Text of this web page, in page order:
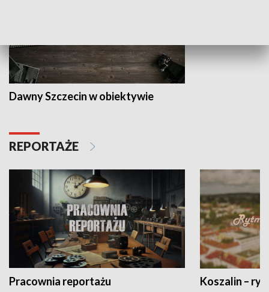
Dawny Szczecin w obiektywie
REPORTAŻE
Pracownia reportażu Koszalin –